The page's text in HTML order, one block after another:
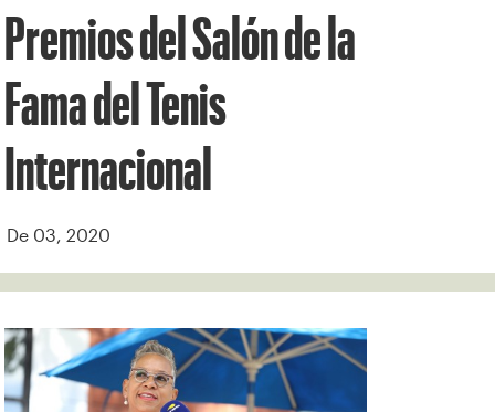
Premios del Salón de la
Fama del Tenis
Internacional
De 03, 2020